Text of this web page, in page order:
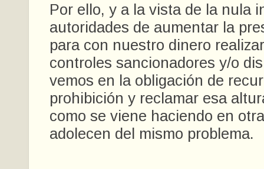
Por ello, y a la vista de la nula
autoridades de aumentar la
para con nuestro dinero
controles sancionadores y/o
vemos en la obligación de
prohibición y reclamar esa
como se viene haciendo en
adolecen del mismo problema.